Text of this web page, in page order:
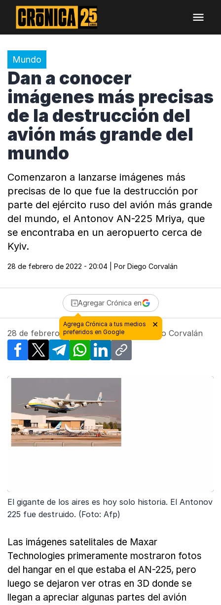
Mundo
Dan a conocer
imágenes más precisas
de la destrucción del
avión más grande del
mundo
Comenzaron a lanzarse imágenes más
precisas de lo que fue la destrucción por
parte del ejército ruso del avión más grande
del mundo, el Antonov AN-225 Mriya, que
se encontraba en un aeropuerto cerca de
Kyiv.
28 de febrero de 2022 - 20:04 | Por Diego Corvalán
Agregar Crónica en
28 de febrero de 2022 - 20:04| Por Diego Corvalán
Facebook
X TelegramWhatsApp
LinkedInCopy link
El gigante de los aires es hoy solo historia. El Antonov
225 fue destruido. (Foto: Afp)
Las imágenes satelitales de Maxar
Technologies primeramente mostraron fotos
del hangar en el que estaba el AN-225, pero
luego se dejaron ver otras en 3D donde se
llegan a apreciar algunas partes del avión